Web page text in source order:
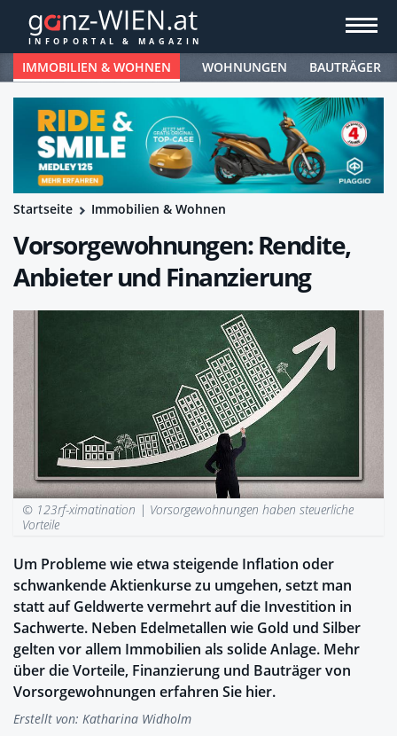
IMMOBILIEN & WOHNEN WOHNUNGEN BAUTRÄGER
Startseite Immobilien & Wohnen
Vorsorgewohnungen: Rendite,
Anbieter und Finanzierung
© 123rf-ximatination | Vorsorgewohnungen haben steuerliche
Vorteile
Um Probleme wie etwa steigende Inflation oder
schwankende Aktienkurse zu umgehen, setzt man
statt auf Geldwerte vermehrt auf die Investition in
Sachwerte. Neben Edelmetallen wie Gold und Silber
gelten vor allem Immobilien als solide Anlage. Mehr
über die Vorteile, Finanzierung und Bauträger von
Vorsorgewohnungen erfahren Sie hier.
Erstellt von: Katharina Widholm